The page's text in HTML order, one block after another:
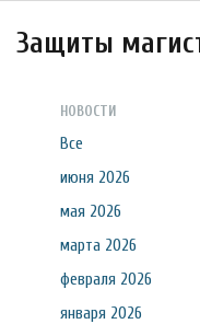
Защиты
НОВОСТИ
Все
июня 2026
мая 2026
марта 2026
февраля 2026
января 2026